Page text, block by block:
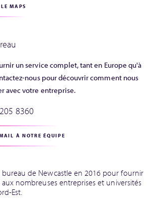
MAPS
un service complet, tant en Europe qu'à
nous pour découvrir comment nous
avec votre entreprise.
8360
À NOTRE ÉQUIPE
bureau de Newcastle en 2016 pour fournir
aux nombreuses entreprises et universités
Est.